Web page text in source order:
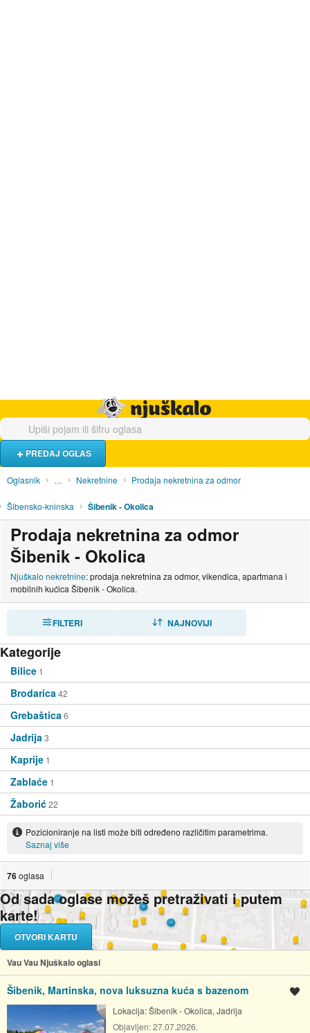
PREDAJ OGLAS
Oglasnik … Nekretnine Prodaja nekretnina za odmor
Šibensko-kninska Šibenik - Okolica
Prodaja nekretnina za odmor
Šibenik - Okolica
Njuškalo nekretnine: prodaja nekretnina za odmor, vikendica, apartmana i
mobilnih kućica Šibenik - Okolica.
FILTERI NAJNOVIJI
Kategorije
Bilice 1
Brodarica 42
Grebaštica 6
Jadrija 3
Kaprije 1
Zablaće 1
Žaborić22
Pozicioniranje na listi može biti određeno različitim parametrima.
Saznaj više
76oglasa
Od sada oglase možeš pretraživati i putem
karte!
OTVORI KARTU
Vau Vau Njuškalo oglasi
Šibenik, Martinska, nova luksuzna kuća s bazenom
Lokacija:Šibenik - Okolica, Jadrija
Objavljen:27.07.2026.